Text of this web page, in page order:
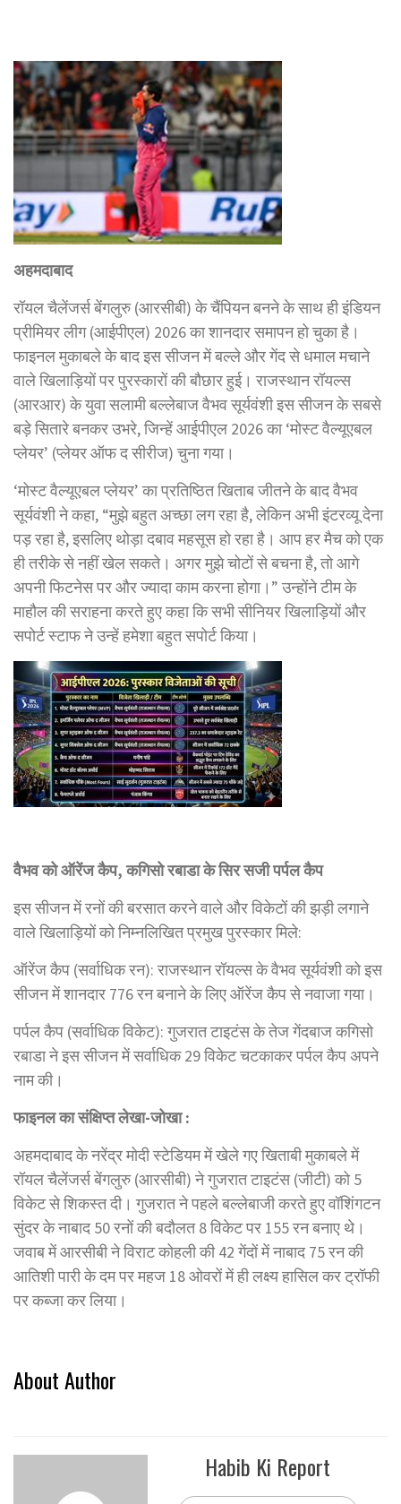
अहमदाबाद
रॉयल चैलेंजर्स बेंगलुरु (आरसीबी) के चैंपियन बनने के साथ ही इंडियन
प्रीमियर लीग (आईपीएल) 2026 का शानदार समापन हो चुका है।
फाइनल मुकाबले के बाद इस सीजन में बल्ले और गेंद से धमाल मचाने
वाले खिलाड़ियों पर पुरस्कारों की बौछार हुई। राजस्थान रॉयल्स
(आरआर) के युवा सलामी बल्लेबाज वैभव सूर्यवंशी इस सीजन के सबसे
बड़े सितारे बनकर उभरे, जिन्हें आईपीएल 2026 का ‘मोस्ट वैल्यूएबल
प्लेयर’ (प्लेयर ऑफ द सीरीज) चुना गया।
‘मोस्ट वैल्यूएबल प्लेयर’ का प्रतिष्ठित खिताब जीतने के बाद वैभव
सूर्यवंशी ने कहा, “मुझे बहुत अच्छा लग रहा है, लेकिन अभी इंटरव्यू देना
पड़ रहा है, इसलिए थोड़ा दबाव महसूस हो रहा है। आप हर मैच को एक
ही तरीके से नहीं खेल सकते। अगर मुझे चोटों से बचना है, तो आगे
अपनी फिटनेस पर और ज्यादा काम करना होगा।” उन्होंने टीम के
माहौल की सराहना करते हुए कहा कि सभी सीनियर खिलाड़ियों और
सपोर्ट स्टाफ ने उन्हें हमेशा बहुत सपोर्ट किया।
वैभव को ऑरेंज कैप, कगिसो रबाडा के सिर सजी पर्पल कैप
इस सीजन में रनों की बरसात करने वाले और विकेटों की झड़ी लगाने
वाले खिलाड़ियों को निम्नलिखित प्रमुख पुरस्कार मिले:
ऑरेंज कैप (सर्वाधिक रन): राजस्थान रॉयल्स के वैभव सूर्यवंशी को इस
सीजन में शानदार 776 रन बनाने के लिए ऑरेंज कैप से नवाजा गया।
पर्पल कैप (सर्वाधिक विकेट): गुजरात टाइटंस के तेज गेंदबाज कगिसो
रबाडा ने इस सीजन में सर्वाधिक 29 विकेट चटकाकर पर्पल कैप अपने
नाम की।
फाइनल का संक्षिप्त लेखा-जोखा :
अहमदाबाद के नरेंद्र मोदी स्टेडियम में खेले गए खिताबी मुकाबले में
रॉयल चैलेंजर्स बेंगलुरु (आरसीबी) ने गुजरात टाइटंस (जीटी) को 5
विकेट से शिकस्त दी। गुजरात ने पहले बल्लेबाजी करते हुए वॉशिंगटन
सुंदर के नाबाद 50 रनों की बदौलत 8 विकेट पर 155 रन बनाए थे।
जवाब में आरसीबी ने विराट कोहली की 42 गेंदों में नाबाद 75 रन की
आतिशी पारी के दम पर महज 18 ओवरों में ही लक्ष्य हासिल कर ट्रॉफी
पर कब्जा कर लिया।
About Author
Habib Ki Report